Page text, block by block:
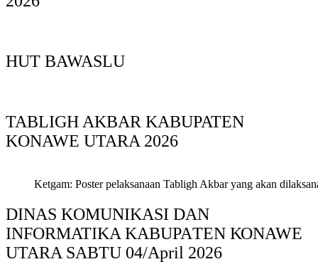
HUT BAWASLU
TABLIGH AKBAR KABUPATEN
KONAWE UTARA 2026
Ketgam: Poster pelaksanaan Tabligh Akbar yang akan
DINAS KOMUNIKASI DAN
INFORMATIKA KABUPAΤΕΝ ΚΟNAWE
UTARA SABTU 04/April 2026